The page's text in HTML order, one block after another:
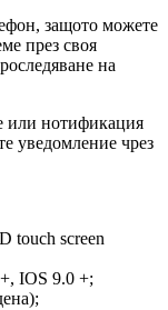
защото можете
през своя
на
или нотификация
уведомление чрез
touch screen
IOS 9.0 +;